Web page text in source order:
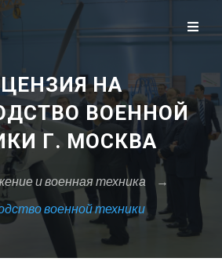
НА
ВОЕННОЙ
Г. МОСКВА
и военная техника
→
военной техники
Закрыть X